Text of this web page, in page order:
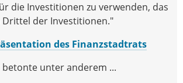
die Investitionen zu verwenden, das
Drittel der Investitionen."
des Finanzstadtrats
betonte unter anderem ...